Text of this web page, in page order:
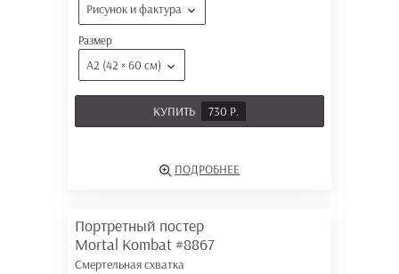
Рисунок и фактура
Размер
А2 (42 × 60 см)
КУПИТЬ 730 Р.
ПОДРОБНЕЕ
Портретный постер
Mortal Kombat #8867
Смертельная схватка